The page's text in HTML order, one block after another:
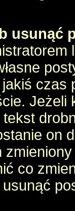
usunąć
Jeżeli
on
co